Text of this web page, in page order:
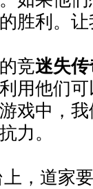
胜利。
竞迷失
用他们
戏中，
力。
道家要